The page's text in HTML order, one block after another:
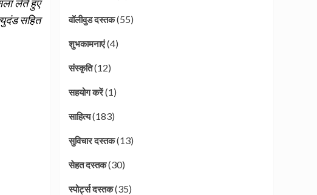
लेते हुए
सहित
वॉलीवुड दस्तक(55)
शुभकामनाएं(4)
संस्कृति(12)
सहयोग करें(1)
साहित्य(183)
सुविचार दस्तक(13)
सेहत दस्तक(30)
स्पोर्ट्स दस्तक(35)